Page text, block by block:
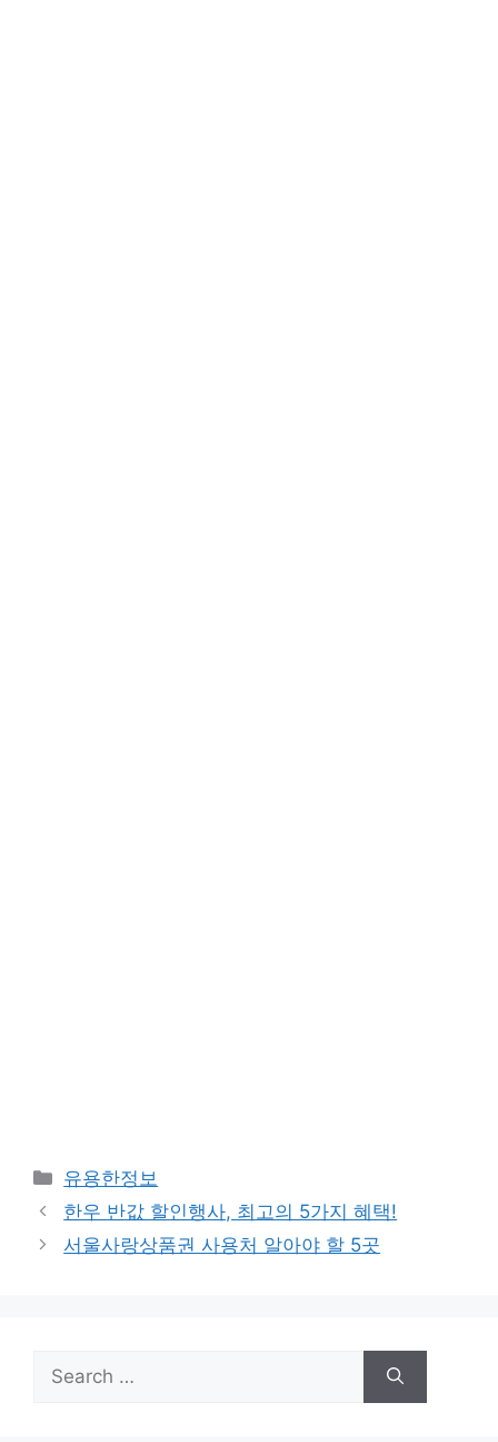
Categories
유용한정보
한우 반값 할인행사, 최고의 5가지 혜택!
서울사랑상품권 사용처 알아야 할 5곳
Search
for: